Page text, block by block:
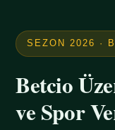
SEZON 2026 ·
Betcio
ve Spor